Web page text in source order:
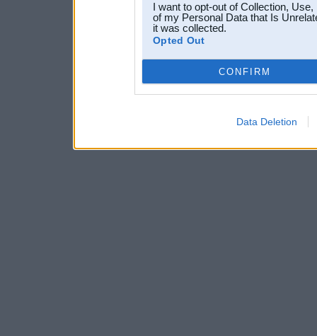
I want to opt-out of Collection,
of my Personal Data that Is
it was collected.
Opted Out
CONFIRM
Data Deletion